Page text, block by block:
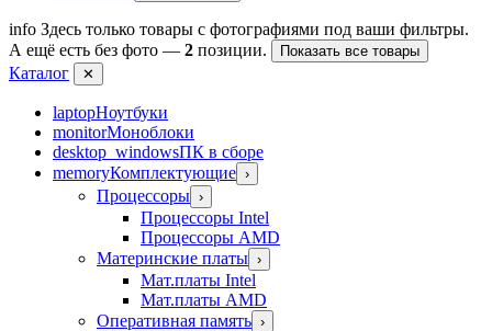
info Здесь только товары с фотографиями под ваши фильтры.
А ещё есть без фото — 2 позиции. Показать все товары
Каталог ✕
laptopНоутбуки
monitorМоноблоки
desktop_windowsПК в сборе
memoryКомплектующие ›
Процессоры ›
Процессоры Intel
Процессоры AMD
Материнские платы ›
Мат.платы Intel
Мат.платы AMD
Оперативная память ›